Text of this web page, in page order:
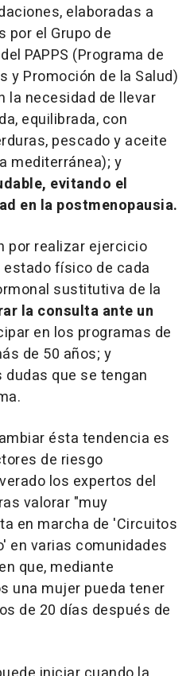
elaboradas a
por el Grupo de
PAPPS (Programa de
y Promoción de la Salud)
la necesidad de llevar
equilibrada, con
pescado y aceite
mediterránea); y
evitando el
en la postmenopausia.
por realizar ejercicio
físico de cada
sustitutiva de la
la consulta ante un
en los programas de
de 50 años; y
que se tengan
ésta tendencia es
de riesgo
los expertos del
valorar "muy
en marcha de 'Circuitos
en varias comunidades
que, mediante
una mujer pueda tener
de 20 días después de